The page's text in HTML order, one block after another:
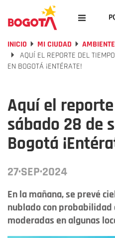
INICIO MI CIUDAD
AMBIENTE
AQUÍ EL REPORTE DEL
EN BOGOTÁ ¡ENTÉRATE!
Aquí el
sábado 28 de
Bogotá
27·SEP·2024
En la mañana, se prevé
nublado con
moderadas en algunas